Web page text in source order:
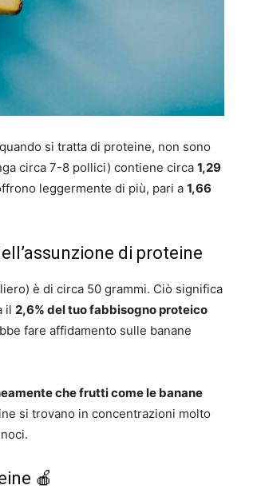
si tratta di proteine, non sono
circa 7-8 pollici) contiene circa 1,29
leggermente di più, pari a 1,66
di proteine
è di circa 50 grammi. Ciò significa
il 2,6% del tuo fabbisogno proteico
fare affidamento sulle banane
che frutti come le banane
​​si trovano in concentrazioni molto
🍎